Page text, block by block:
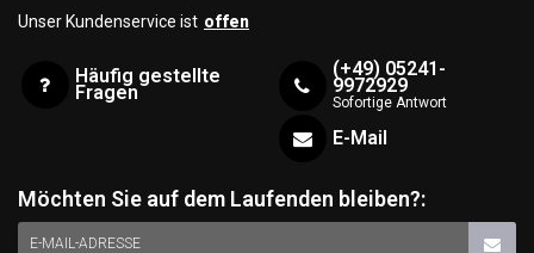
Unser Kundenservice ist offen
Häufig gestellte
Fragen
(+49) 05241-
9972929
Sofortige Antwort
E-Mail
Möchten Sie auf dem Laufenden bleiben?:
E-MAIL-ADRESSE